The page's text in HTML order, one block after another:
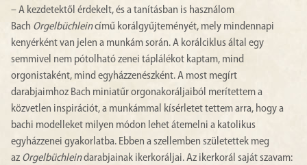
– A kezdetektől érdekelt, és a tanításban is használom
Bach Orgelbüchleincímű korálgyűjteményét, mely mindennapi
kenyérként van jelen a munkám során. A korálciklus által egy
semmivel nem pótolható zenei táplálékot kaptam, mind
orgonistaként, mind egyházzenészként. A most megírt
darabjaimhoz Bach miniatűr orgonakoráljaiból merítettem a
közvetlen inspirációt, a munkámmal kísérletet tettem arra, hogy a
bachi modelleket milyen módon lehet átemelni a katolikus
egyházzenei gyakorlatba. Ebben a szellemben születettek meg
az Orgelbüchleindarabjainak ikerkoráljai. Az ikerkorál saját szavam: